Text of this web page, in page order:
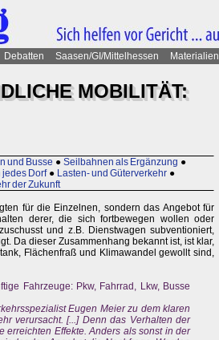
Debatten Saasen/GI/Mittelhessen Materialien
MOBILITÄT:
und Busse ● Seilbahnen als Ergänzung ●
jedes Dorf ● Lasten- und Güterverkehr ●
der Zukunft
für die Einzelnen, sondern das Angebot für
derer, die sich fortbewegen wollen oder
und z.B. Dienstwagen subventioniert,
Da dieser Zusammenhang bekannt ist, ist klar,
Flächenfraß und Klimawandel gewollt sind,
Fahrzeuge: Pkw, Fahrrad, Lkw, Busse
Eugen Meier zu dem klaren
verursacht. [...] Denn das Verhalten der
erreichten Effekte. Anders als sonst in der